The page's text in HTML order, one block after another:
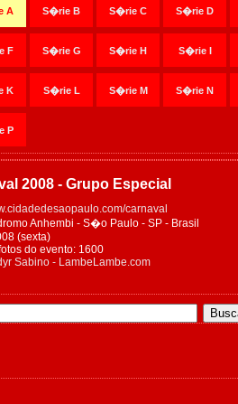
A S�rie B S�rie C S�rie D
F S�rie G S�rie H S�rie I
K S�rie L S�rie M S�rie N
P
2008 - Grupo Especial
carnaval
Anhembi - S�o Paulo - SP - Brasil
(sexta)
do evento: 1600
Sabino - LambeLambe.com